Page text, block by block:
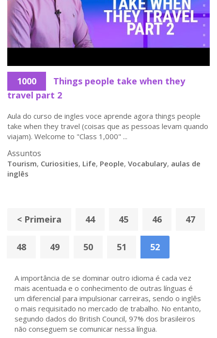
1000
Things people take when they
travel part 2
Aula do curso de ingles voce aprende agora things people
take when they travel (coisas que as pessoas levam quando
viajam). Welcome to "Class 1,000" ...
Assuntos
Tourism, Curiosities, Life, People, Vocabulary, aulas de
inglês
< Primeira 44 45 46 47
48 49 50 51 52
A importância de se dominar outro idioma é cada vez
mais acentuada e o conhecimento de outras línguas é
um diferencial para impulsionar carreiras, sendo o inglês
o mais requisitado no mercado de trabalho. No entanto,
segundo dados do British Council, 97% dos brasileiros
não conseguem se comunicar nessa língua.